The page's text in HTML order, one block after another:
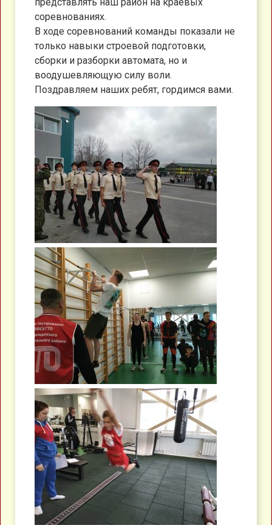
соревнованиях.
В ходе соревнований команды показали не
только навыки строевой подготовки,
сборки и разборки автомата, но и
воодушевляющую силу воли.
Поздравляем наших ребят, гордимся вами.